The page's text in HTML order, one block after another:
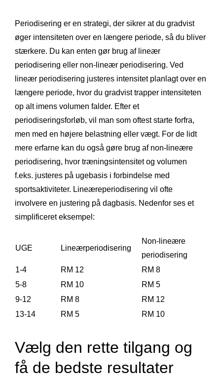
Periodisering er en strategi, der sikrer at du gradvist
øger intensiteten over en længere periode, så du bliver
stærkere. Du kan enten gør brug af lineær
periodisering eller non-lineær periodisering. Ved
lineær periodisering justeres intensitet planlagt over en
længere periode, hvor du gradvist trapper intensiteten
op alt imens volumen falder. Efter et
periodiseringsforløb, vil man som oftest starte forfra,
men med en højere belastning eller vægt. For de lidt
mere erfarne kan du også gøre brug af non-lineære
periodisering, hvor træningsintensitet og volumen
f.eks. justeres på ugebasis i forbindelse med
sportsaktiviteter. Lineæreperiodisering vil ofte
involvere en justering på dagbasis. Nedenfor ses et
simplificeret eksempel:
UGE Lineærperiodisering
Non-lineære
periodisering
1-4
RM 12
RM 8
5-8
RM 10
RM 5
9-12
RM 8
RM 12
13-14
RM 5 RM 10
Vælg den rette tilgang og
få de bedste resultater